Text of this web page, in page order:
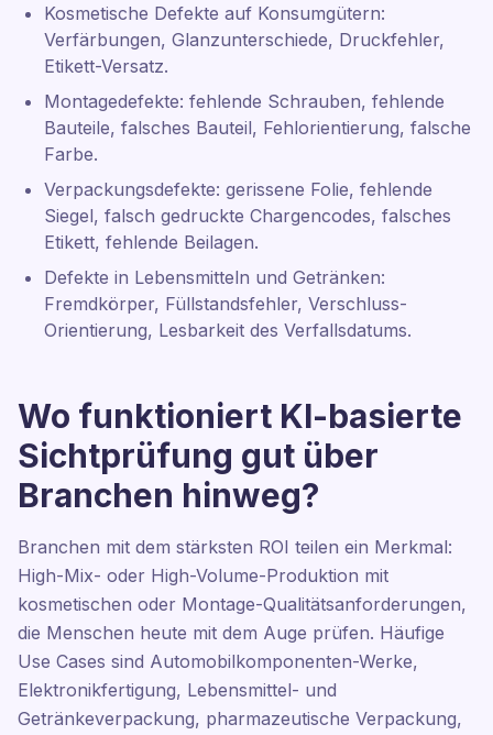
Kosmetische Defekte auf Konsumgütern:
Verfärbungen, Glanzunterschiede, Druckfehler,
Etikett-Versatz.
Montagedefekte: fehlende Schrauben, fehlende
Bauteile, falsches Bauteil, Fehlorientierung, falsche
Farbe.
Verpackungsdefekte: gerissene Folie, fehlende
Siegel, falsch gedruckte Chargencodes, falsches
Etikett, fehlende Beilagen.
Defekte in Lebensmitteln und Getränken:
Fremdkörper, Füllstandsfehler, Verschluss-
Orientierung, Lesbarkeit des Verfallsdatums.
Wo funktioniert KI-basierte
Sichtprüfung gut über
Branchen hinweg?
Branchen mit dem stärksten ROI teilen ein Merkmal:
High-Mix- oder High-Volume-Produktion mit
kosmetischen oder Montage-Qualitätsanforderungen,
die Menschen heute mit dem Auge prüfen. Häufige
Use Cases sind Automobilkomponenten-Werke,
Elektronikfertigung, Lebensmittel- und
Getränkeverpackung, pharmazeutische Verpackung,